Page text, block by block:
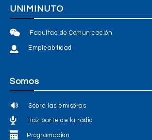
UNIMINUTO
Facultad de Comunicación
Empleabilidad
Somos
Sobre las emisoras
Haz parte de la radio
Programación